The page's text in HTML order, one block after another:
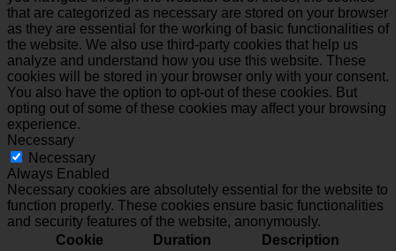
that are categorized as necessary are stored on your browser
as they are essential for the working of basic functionalities of
the website. We also use third-party cookies that help us
analyze and understand how you use this website. These
cookies will be stored in your browser only with your consent.
You also have the option to opt-out of these cookies. But
opting out of some of these cookies may affect your browsing
experience.
Necessary
Necessary
Always Enabled
Necessary cookies are absolutely essential for the website to
function properly. These cookies ensure basic functionalities
and security features of the website, anonymously.
Cookie
Duration Description